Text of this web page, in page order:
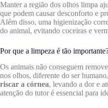
Manter a região dos olhos limpa
que podem causar desconforto e
Além disso, uma higienização
do animal, evitando coceiras e
Por que a limpeza é tão
Os animais não conseguem
nos olhos, diferente do ser humano.
riscar a córnea, levando a dor e
atenção do tutor é essencial para